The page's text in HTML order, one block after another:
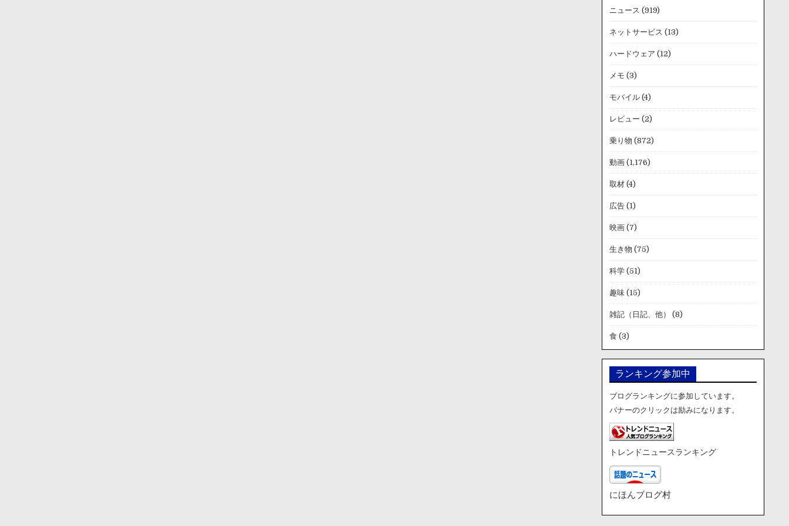
ニュース (919)
ネットサービス (13)
ハードウェア (12)
メモ (3)
モバイル(4)
レビュー (2)
乗り物 (872)
動画(1,176)
取材(4)
広告(1)
映画(7)
生き物 (75)
科学(51)
趣味(15)
雑記（日記、他） (8)
食 (3)
ランキング参加中
ブログランキングに参加しています。
バナーのクリックは励みになります。
トレンドニュースランキング
にほんブログ村